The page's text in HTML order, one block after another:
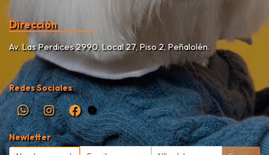
Dirección
Av. Las Perdices 2990, Local 27, Piso 2, Peñalolén.
Redes Sociales
Newletter